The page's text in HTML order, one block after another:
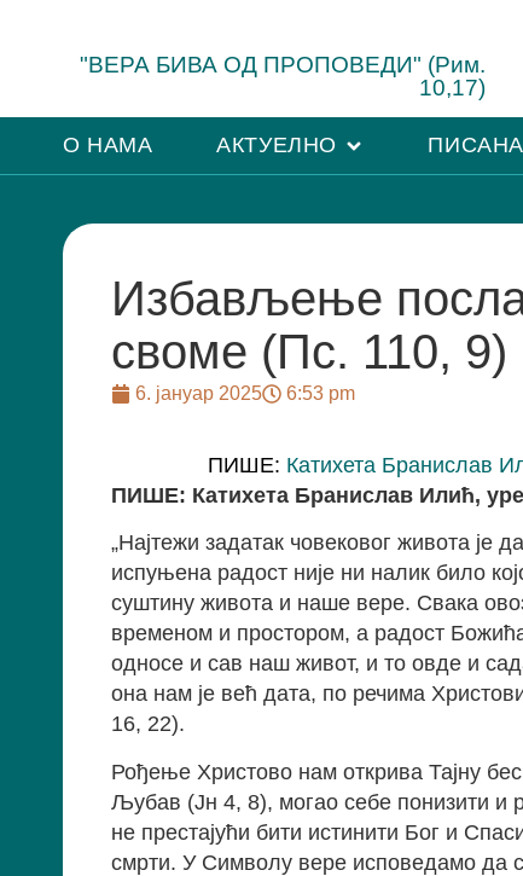
"ВЕРА БИВА ОД ПРОПОВЕДИ" (Рим.
10,17)
О НАМА АКТУЕЛНО
Избављење
своме (Пс. 110, 9)
6. јануар 2025 6:53 pm
ПИШЕ: Катихета Бранислав
ПИШЕ: Катихета Бранислав Илић,
„Најтежи задатак човековог живота је
испуњена радост није ни налик било
суштину живота и наше вере. Свака
временом и простором, а радост
односе и сав наш живот, и то овде и
она нам је већ дата, по речима
16, 22).
Рођење Христово нам открива Тајну
Љубав (Јн 4, 8), могао себе понизити и
не престајући бити истинити Бог и
смрти. У Символу вере исповедамо да